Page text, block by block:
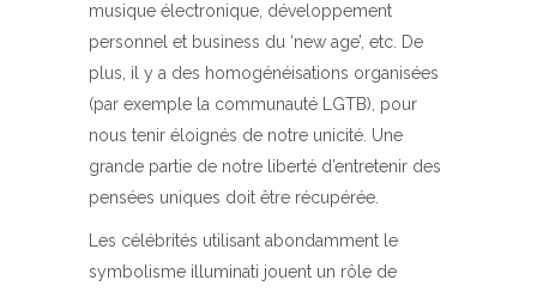
musique électronique, développement
personnel et business du ‘new age’, etc. De
plus, il y a des homogénéisations organisées
(par exemple la communauté LGTB), pour
nous tenir éloignés de notre unicité. Une
grande partie de notre liberté d’entretenir des
pensées uniques doit être récupérée.
Les célébrités utilisant abondamment le
symbolisme illuminati jouent un rôle de